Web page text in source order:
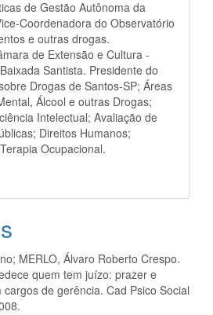
de Gestão Autônoma da
Coordenadora do Observatório
e outras drogas.
de Extensão e Cultura -
Santista. Presidente do
Drogas de Santos-SP; Áreas
Álcool e outras Drogas;
Intelectual; Avaliação de
Direitos Humanos;
Ocupacional.
MERLO, Álvaro Roberto Crespo.
quem tem juízo: prazer e
de gerência. Cad Psico Social